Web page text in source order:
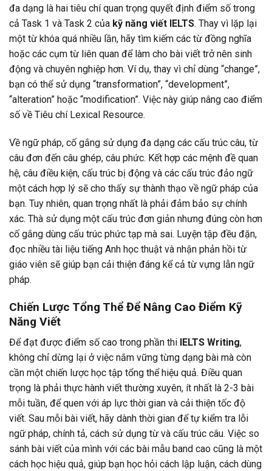
đa dạng là hai tiêu chí quan trọng quyết định điểm số trong
cả Task 1 và Task 2 của kỹ năng viết IELTS. Thay vì lặp lại
một từ khóa quá nhiều lần, hãy tìm kiếm các từ đồng nghĩa
hoặc các cụm từ liên quan để làm cho bài viết trở nên sinh
động và chuyên nghiệp hơn. Ví dụ, thay vì chỉ dùng “change”,
bạn có thể sử dụng “transformation”, “development”,
“alteration” hoặc “modification”. Việc này giúp nâng cao điểm
số về Tiêu chí Lexical Resource.
Về ngữ pháp, cố gắng sử dụng đa dạng các cấu trúc câu, từ
câu đơn đến câu ghép, câu phức. Kết hợp các mệnh đề quan
hệ, câu điều kiện, cấu trúc bị động và các cấu trúc đảo ngữ
một cách hợp lý sẽ cho thấy sự thành thạo về ngữ pháp của
bạn. Tuy nhiên, quan trọng nhất là phải đảm bảo sự chính
xác. Thà sử dụng một cấu trúc đơn giản nhưng đúng còn hơn
cố gắng dùng cấu trúc phức tạp mà sai. Luyện tập đều đặn,
đọc nhiều tài liệu tiếng Anh học thuật và nhận phản hồi từ
giáo viên sẽ giúp bạn cải thiện đáng kể cả từ vựng lẫn ngữ
pháp.
Chiến Lược Tổng Thể Để Nâng Cao Điểm Kỹ
Năng Viết
Để đạt được điểm số cao trong phần thi IELTS Writing,
không chỉ dừng lại ở việc nắm vững từng dạng bài mà còn
cần một chiến lược học tập tổng thể hiệu quả. Điều quan
trọng là phải thực hành viết thường xuyên, ít nhất là 2-3 bài
mỗi tuần, để quen với áp lực thời gian và cải thiện tốc độ
viết. Sau mỗi bài viết, hãy dành thời gian để tự kiểm tra lỗi
ngữ pháp, chính tả, cách sử dụng từ và cấu trúc câu. Việc so
sánh bài viết của mình với các bài mẫu band cao cũng là một
cách học hiệu quả, giúp bạn học hỏi cách lập luận, cách dùng